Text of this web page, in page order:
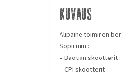
Kuvaus
Alipaine toiminen
Sopii mm.:
– Baotian skootterit
– CPI skootterit